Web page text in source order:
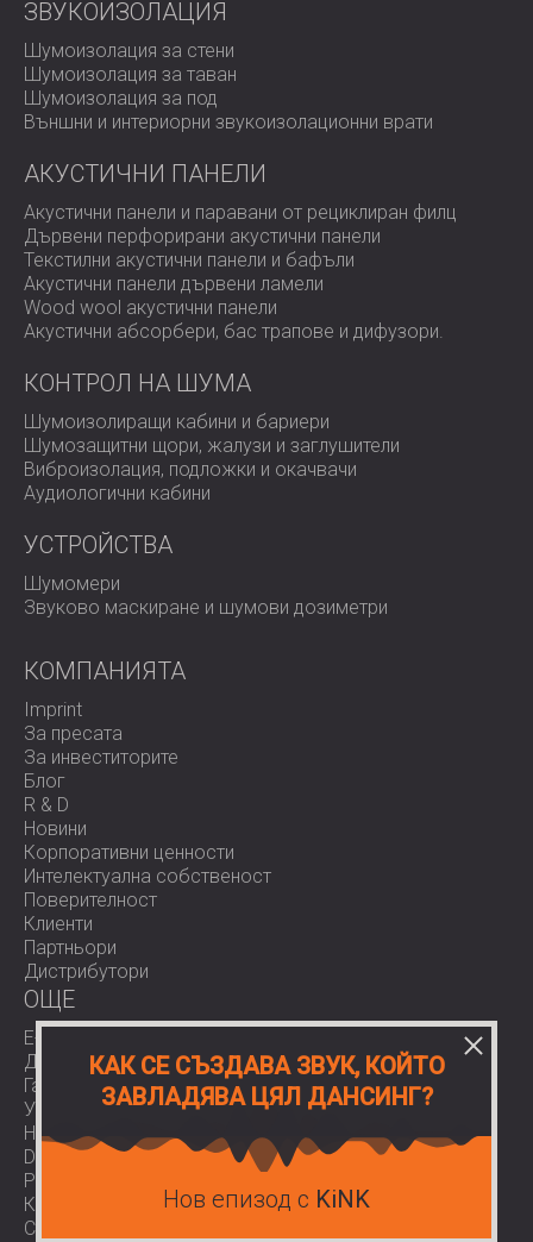
ЗВУКОИЗОЛАЦИЯ
Шумоизолация за стени
Шумоизолация за таван
Шумоизолация за под
Външни и интериорни звукоизолационни врати
АКУСТИЧНИ ПАНЕЛИ
Акустични панели и паравани от рециклиран филц
Дървени перфорирани акустични панели
Текстилни акустични панели и бафъли
Акустични панели дървени ламели
Wood wool акустични панели
Акустични абсорбери, бас трапове и дифузoри.
КОНТРОЛ НА ШУМА
Шумоизолиращи кабини и бариери
Шумозащитни щори, жалузи и заглушители
Виброизолация, подложки и окачвачи
Аудиологични кабини
УСТРОЙСТВА
Шумомери
Звуково маскиране и шумови дозиметри
КОМПАНИЯТА
Imprint
За пресата
За инвеститорите
Блог
R & D
Новини
Корпоративни ценности
Интелектуална собственост
Поверителност
Клиенти
Партньори
Дистрибутори
OЩЕ
E-Shop
Доставки
Гаранции
Условия за ползване
Нормативи
Download area
Работа при нас
Контакти
COVID-19
КАК СЕ СЪЗДАВА ЗВУК, КОЙТО
ЗАВЛАДЯВА ЦЯЛ ДАНСИНГ?
Нов епизод с KiNK